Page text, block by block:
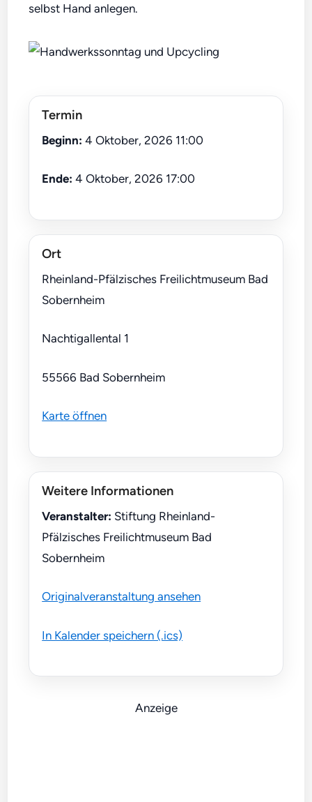
selbst Hand anlegen.
Termin
Beginn: 4 Oktober, 2026 11:00
Ende: 4 Oktober, 2026 17:00
Ort
Rheinland-Pfälzisches Freilichtmuseum Bad
Sobernheim
Nachtigallental 1
55566 Bad Sobernheim
Karte öffnen
Weitere Informationen
Veranstalter: Stiftung Rheinland-
Pfälzisches Freilichtmuseum Bad
Sobernheim
Originalveranstaltung ansehen
In Kalender speichern (.ics)
Anzeige